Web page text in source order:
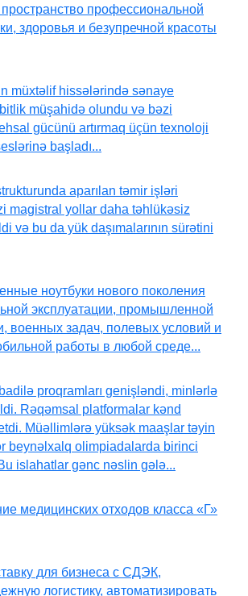
пространство профессиональной
здоровья и безупречной красоты
müxtəlif hissələrində sənaye
müşahidə olundu və bəzi
gücünü artırmaq üçün texnoloji
başladı...
aparılan təmir işləri
magistral yollar daha təhlükəsiz
və bu da yük daşımalarının sürətini
ноутбуки нового поколения
эксплуатации, промышленной
военных задач, полевых условий и
работы в любой среде...
proqramları genişləndi, minlərlə
Rəqəmsal platformalar kənd
Müəllimlərə yüksək maaşlar təyin
beynəlxalq olimpiadalarda birinci
islahatlar gənc nəslin gələ...
медицинских отходов класса «Г»
для бизнеса с СДЭК,
логистику, автоматизировать